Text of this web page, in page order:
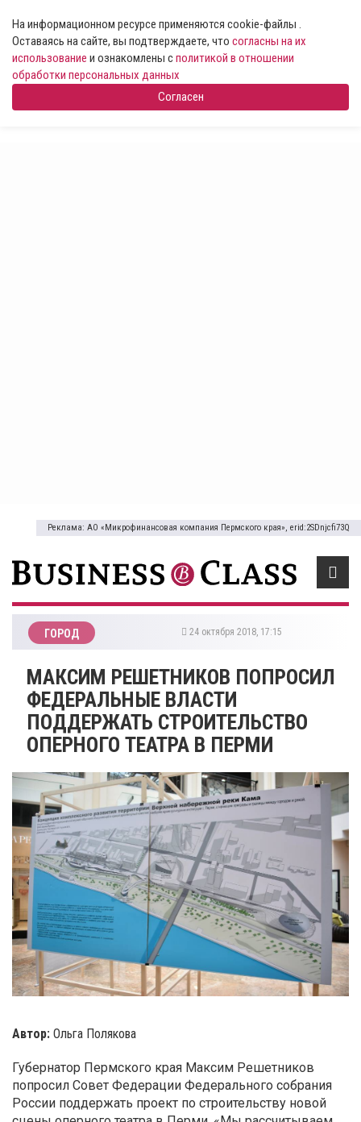
На информационном ресурсе применяются cookie-файлы .
Оставаясь на сайте, вы подтверждаете, что согласны на их
использование и ознакомлены сполитикой в отношении
обработки персональных данных
Согласен
Реклама: АО «Микрофинансовая компания Пермского края», erid:2SDnjcfi73Q
ГОРОД 24 октября 2018, 17:15
МАКСИМ РЕШЕТНИКОВ ПОПРОСИЛ
ФЕДЕРАЛЬНЫЕ ВЛАСТИ
ПОДДЕРЖАТЬ СТРОИТЕЛЬСТВО
ОПЕРНОГО ТЕАТРА В ПЕРМИ
Автор: Ольга Полякова
Губернатор Пермского края Максим Решетников
попросил Совет Федерации Федерального собрания
России поддержать проект по строительству новой